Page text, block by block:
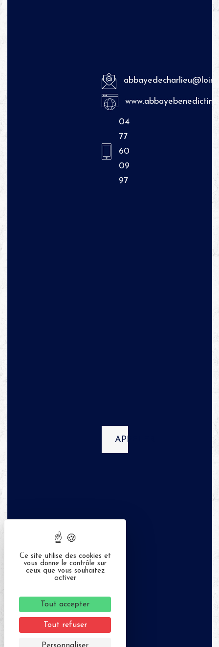
04
77
60
09
97
APPELER
Ce site utilise des cookies et
vous donne le contrôle sur
ceux que vous souhaitez
activer
Tout accepter
Tout refuser